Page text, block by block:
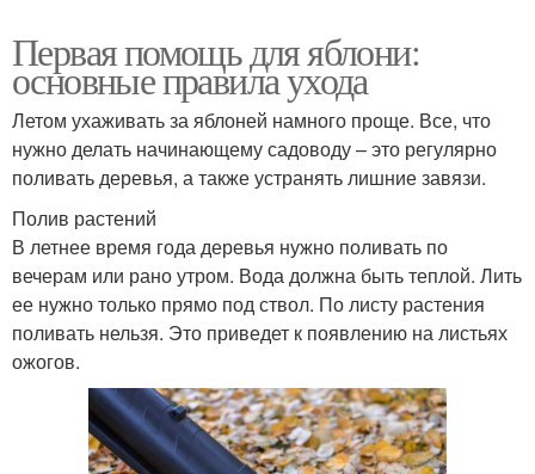
Первая помощь для яблони:
основные правила ухода
Летом ухаживать за яблоней намного проще. Все, что
нужно делать начинающему садоводу – это регулярно
поливать деревья, а также устранять лишние завязи.
Полив растений
В летнее время года деревья нужно поливать по
вечерам или рано утром. Вода должна быть теплой. Лить
ее нужно только прямо под ствол. По листу растения
поливать нельзя. Это приведет к появлению на листьях
ожогов.